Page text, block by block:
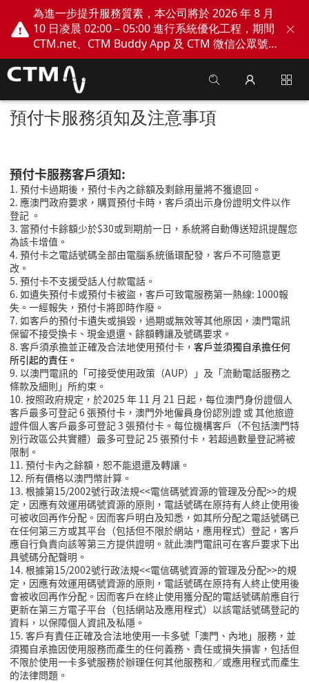
為進一步提升服務質素，本公司將於 2026 年 8 月
10 日凌晨 02:00 – 05:00 進行系統優化工程，期間
CTM.net、CTM Buddy App 及 CTM 微信公眾號
網上服務將會暫停。不便之處，敬請見諒！
預付卡服務須知及注意事項
預付卡服務客戶須知:
1. 預付卡過期後，預付卡內之餘額及剩餘用量將不獲退回。
2. 應澳門政府要求，購買預付卡時，客戶須出示身份證明文件以作
登記 。
3. 當預付卡餘額少於$30或到期前一日，系統將自動傳送短訊提醒您
為該卡增值。
4. 預付卡之電話號碼全部由電腦系統循環配發，客戶不可隨意更
改。
5. 預付卡不支援受話人付款電話。
6. 如遺失預付卡或預付卡被盜，客戶可致電服務第一熱線: 1000報
失。一經報失，預付卡將即時作廢。
7. 如客戶的預付卡遺失或損毀，過期或無效等其他原因，澳門電訊
保留不接受換卡、現金退還、餘額轉讓及號碼要求。
8. 客戶須承擔並正確及合法地使用預付卡， 客戶並須獨自承擔任何
所引起的責任。
9. 以澳門電訊的「可接受使用政策（AUP）」及「流動電話服務之
條款及細則」所約束。
10. 按照政府規定，於2025 年 11 月 21 日起，每位澳門身份證個人
客戶最多可登記 6 張預付卡，澳門外地僱員身份認別證 或 其他旅遊
證件個人客戶最多可登記 3 張預付卡。每位機構客戶（不包括澳門特
別行政區公共實體）最多可登記 25 張預付卡，若超過數量登記將被
限制。
11. 預付卡內之餘額，恕不能退還及轉讓。
12. 所有價格以澳門幣計算。
13. 根據第15/2002號行政法規<<電信碼號資源的管理及分配>>的規
定，因應有效運用碼號資源的原則，電話號碼在原持有人終止使用後
可被收回再作分配。因而客戶明白及知悉，如其所分配之電話號碼已
在任何第三方或其平台（包括但不限於網站，應用程式）登記，客戶
應自行負責向該等第三方提供證明。就此澳門電訊可在客戶要求下出
具號碼分配聲明。
14. 根據第15/2002號行政法規<<電信碼號資源的管理及分配>>的規
定，因應有效運用碼號資源的原則，電話號碼在原持有人終止使用後
會被收回再作分配。因而客戶在終止使用獲分配的電話號碼前應自行
更新在第三方電子平台（包括網站及應用程式）以該電話號碼登記的
資料，以保障個人資訊及私隱。
15. 客戶有責任正確及合法地使用一卡多號「澳門、內地」服務，並
須獨自承擔因使用服務而產生的任何義務、責任或損失損害，包括但
不限於使用一卡多號服務於辦理任何其他服務和／或應用程式而產生
的法律問題。